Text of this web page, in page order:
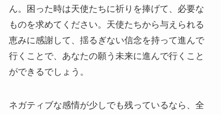
ん。困った時は天使たちに祈りを捧げて、必要な
ものを求めてください。天使たちから与えられる
恵みに感謝して、揺るぎない信念を持って進んで
行くことで、あなたの願う未来に進んで行くこと
ができるでしょう。
ネガティブな感情が少しでも残っているなら、全